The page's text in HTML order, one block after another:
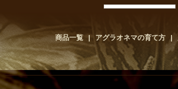
商品一覧 アグラオネマの育て方